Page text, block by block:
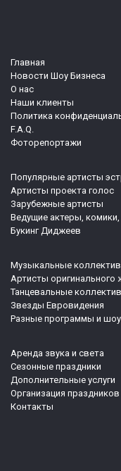
Главная
Новости Шоу Бизнеса
О нас
Наши клиенты
Политика
F.A.Q.
Фоторепортажи
Популярные артисты
Артисты проекта голос
Зарубежные артисты
Ведущие актеры,
Букинг Диджеев
Музыкальные
Артисты оригинального
Танцевальные
Звезды Евровидения
Разные программы и шоу
Аренда звука и света
Сезонные праздники
Дополнительные услуги
Организация
Контакты